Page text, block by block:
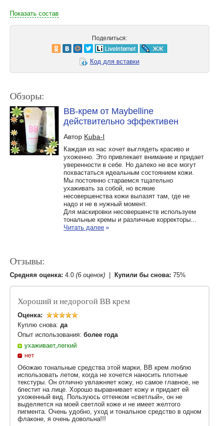
Показать состав
Поделиться:
Код для вставки
Обзоры:
ВВ-крем от Maybelline
действительно эффективен
Автор Kuba-I
Каждая из нас хочет выглядеть красиво и
ухоженно. Это привлекает внимание и придает
уверенности в себе. Но далеко не все могут
похвастаться идеальным состоянием кожи.
Мы постоянно стараемся тщательно
ухаживать за собой, но всякие
несовершенства кожи вылазят там, где не
надо и не в нужный момент.
Для маскировки несовершенств используем
тональные кремы и различные корректоры...
Читать далее »
Отзывы:
Средняя оценка: 4.0 (6 оценок) Купили бы снова: 75%
Хороший и недорогой ВВ крем
Оценка:
Куплю снова: да
Опыт использования: более года
ухаживает,легкий
нет
Обожаю тональные средства этой марки, ВВ крем люблю
использовать летом, когда не хочется наносить плотные
текстуры. Он отлично увлажняет кожу, но самое главное, не
блестит на лице. Хорошо выравнивает кожу и придает ей
ухоженный вид. Пользуюсь оттенком «светлый», он не
выделяется на моей светлой коже и не имеет желтого
пигмента. Очень удобно, уход и тональное средство в одном
флаконе, я очень довольна!!!